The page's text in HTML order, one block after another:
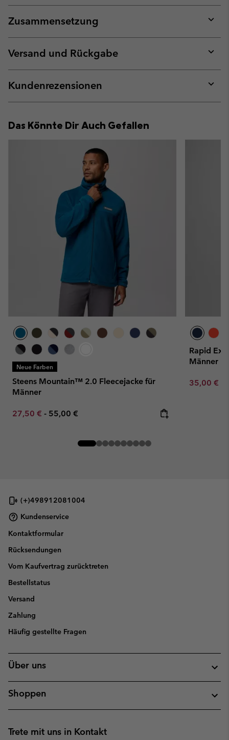
Zusammensetzung
or
Versand und Rückgabe
or
Kundenrezensionen
or
Das Könnte Dir Auch Gefallen
Neue Farben
Steens Mountain™ 2.0 Fleecejacke für
Männer
Minimum sale price:
27,50 € - Maximum price:
55,00 €
Rapid
Männer
Minimum
35,00 €
(+)498912081004
Kundenservice
Kontaktformular
Rücksendungen
Vom Kaufvertrag zurücktreten
Bestellstatus
Versand
Zahlung
Häufig gestellte Fragen
Über uns
Shoppen
Trete mit uns in Kontakt